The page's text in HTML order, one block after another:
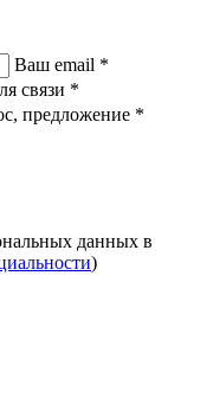
Ваш email *
связи *
предложение *
данных в
)